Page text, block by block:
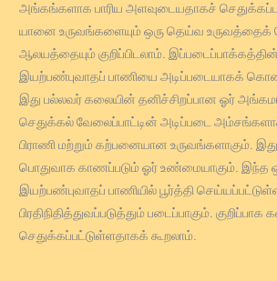
அங்கங்களாக பாரிய அளவுடையதாகச்
யானை உருவங்களையும் ஒரு தெய்வ உருவத்தைக்
ஆலயத்தையும் குறிப்பிடலாம்.
இயற்பண்புவாதப் பாணியை அடிப்படையாகக்
இது பல்லவர் கலையின் தனிச்சிறப்பான ஓர்
செதுக்கல் வேலைப்பாட்டின் அடிப்படை
பிராணி மற்றும் கற்பனையான உருவங்களாகும்.
பொதுவாக காணப்படும் ஓர் உண்மையாகும். இந்த
இயற்பண்புவாதப் பாணியில் பூர்த்தி
பிரதிநிதித்துவப்படுத்தும் படைப்பாகும்.
செதுக்கப்பட்டுள்ளதாகக் கூறலாம்.